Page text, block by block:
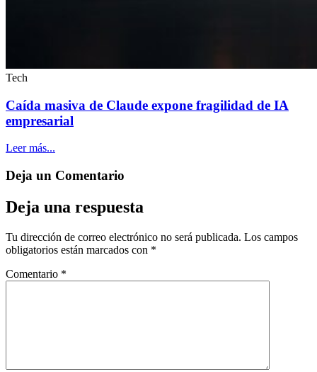
Tech
Caída masiva de Claude expone fragilidad de IA
empresarial
Leer más...
Deja un Comentario
Deja una respuesta
Tu dirección de correo electrónico no será publicada. Los campos
obligatorios están marcados con *
Comentario *